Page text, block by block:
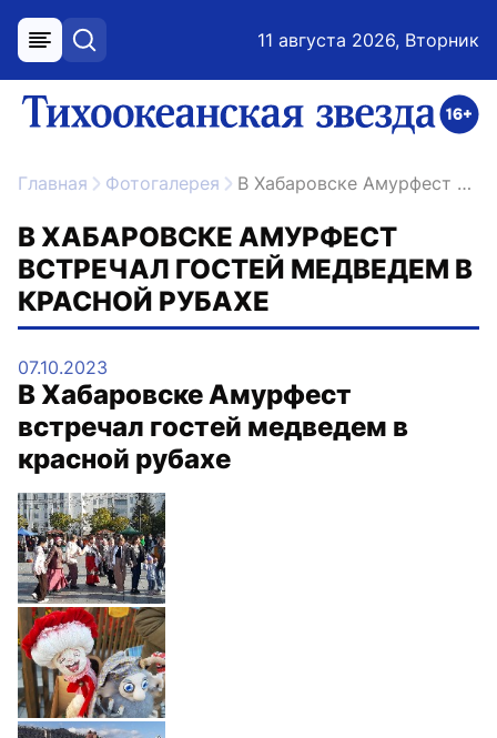
меню поиск 11 августа 2026, Вторник
ссылка на главную
Главная Фотогалерея В Хабаровске Амурфест встречал гостей медведем в красной рубахе
В ХАБАРОВСКЕ АМУРФЕСТ
ВСТРЕЧАЛ ГОСТЕЙ МЕДВЕДЕМ В
КРАСНОЙ РУБАХЕ
07.10.2023
В Хабаровске Амурфест
встречал гостей медведем в
красной рубахе